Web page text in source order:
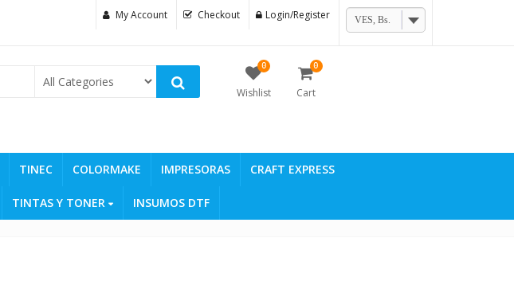
My Account Checkout Login/Register VES, Bs.
0
Wishlist
0
Cart
TINEC COLORMAKE IMPRESORAS CRAFT EXPRESS
TINTAS Y TONER INSUMOS DTF